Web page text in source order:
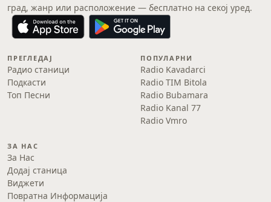
град, жанр или расположение — бесплатно на секој уред.
ПРЕГЛЕДАЈ
Радио станици
Подкасти
Топ Песни
ПОПУЛАРНИ
Radio Kavadarci
Radio TIM Bitola
Radio Bubamara
Radio Kanal 77
Radio Vmro
ЗА НАС
За Нас
Додај станица
Виджети
Повратна Информација